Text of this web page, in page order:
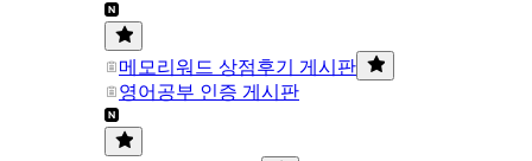
메모리워드 상점후기 게시판
영어공부 인증 게시판